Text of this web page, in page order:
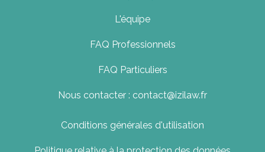
L'équipe
FAQ Professionnels
FAQ Particuliers
Nous contacter : contact@izilaw.fr
Conditions générales d'utilisation